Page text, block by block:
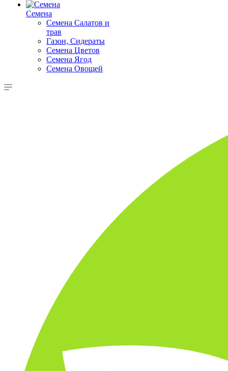
Семена
Семена Салатов и
трав
Газон, Сидераты
Семена Цветов
Семена Ягод
Семена Овощей